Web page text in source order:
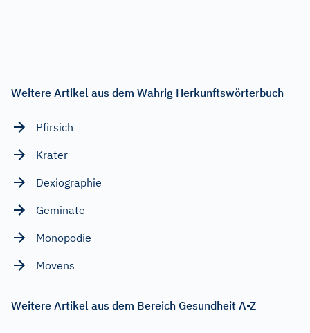
Weitere Artikel aus dem Wahrig Herkunftswörterbuch
Pfirsich
Krater
Dexiographie
Geminate
Monopodie
Movens
Weitere Artikel aus dem Bereich Gesundheit A-Z